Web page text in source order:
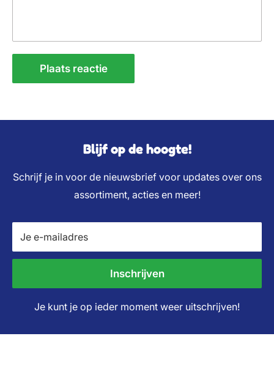
Plaats reactie
Blijf op de hoogte!
Schrijf je in voor de nieuwsbrief voor updates over ons
assortiment, acties en meer!
Je e-mailadres
Inschrijven
Je kunt je op ieder moment weer uitschrijven!